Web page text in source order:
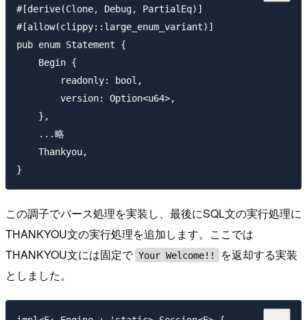
#[derive(Clone, Debug, PartialEq)]
#[allow(clippy::large_enum_variant)]
pub enum Statement {
    Begin {
        readonly: bool,
        version: Option<u64>,
    },
    ...略
    Thankyou,
この調子でパース処理を実装し、最後にSQL文の実行処理に
THANKYOU文の実行処理を追加します。ここでは
THANKYOU文には固定で Your Welcome!!
を返却する実装
としました。